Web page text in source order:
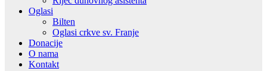
Oglasi
Bilten
Oglasi crkve sv. Franje
Donacije
O nama
Kontakt